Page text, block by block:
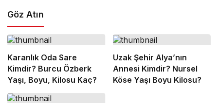
Göz Atın
Karanlık Oda Sare
Kimdir? Burcu Özberk
Yaşı, Boyu, Kilosu Kaç?
Uzak Şehir Alya’nın
Annesi Kimdir? Nursel
Köse Yaşı Boyu Kilosu?